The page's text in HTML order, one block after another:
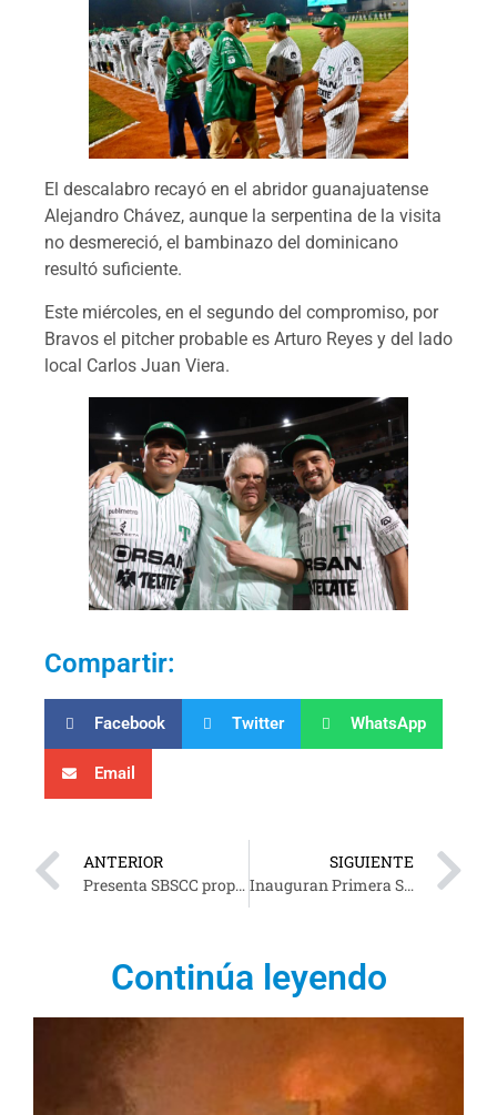
El descalabro recayó en el abridor guanajuatense
Alejandro Chávez, aunque la serpentina de la visita
no desmereció, el bambinazo del dominicano
resultó suficiente.
Este miércoles, en el segundo del compromiso, por
Bravos el pitcher probable es Arturo Reyes y del lado
local Carlos Juan Viera.
Compartir:
Facebook Twitter WhatsApp
Email
ANTERIOR
Presenta SBSCC propuesta para habilitar comedores y asoleadores en Laguna de Las Ilusiones
SIGUIENTE
Inauguran Primera Sesión Ordinaria del Consejo Directivo del SINADE en Tabasco
Continúa leyendo